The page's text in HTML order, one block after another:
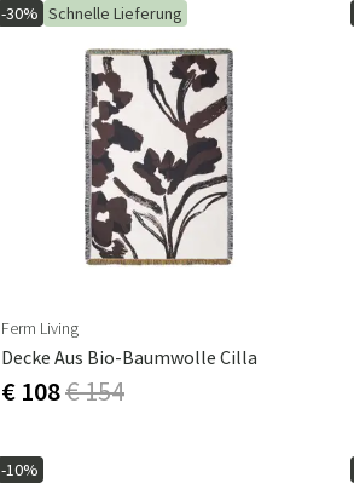
-30% Schnelle Lieferung
Ferm Living
Decke Aus Bio-Baumwolle Cilla
€ 108€ 154
-10%